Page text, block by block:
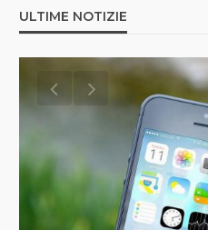
ULTIME NOTIZIE